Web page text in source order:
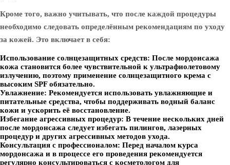
Кроме того, важно учитывать, что после каждой процедуры
необходимо следовать определённым рекомендациям по уходу
за кожей. Это включает в себя:
Использование солнцезащитных средств: После мордонсажа
кожа становится более чувствительной к ультрафиолетовому
излучению, поэтому применение солнцезащитного крема с
высоким SPF обязательно.
Увлажнение: Рекомендуется использовать увлажняющие и
питательные средства, чтобы поддерживать водный баланс
кожи и ускорить её восстановление.
Избегание агрессивных процедур: В течение нескольких дней
после мордонсажа следует избегать пилингов, лазерных
процедур и других агрессивных методов ухода.
Консультация с профессионалом: Перед началом курса
мордонсажа и в процессе его проведения рекомендуется
регулярно консультироваться с косметологом для